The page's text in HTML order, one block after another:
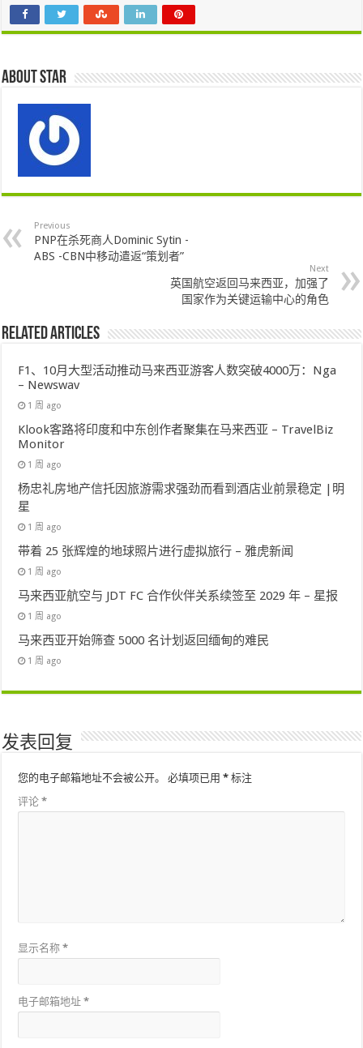
About star
Previous
PNP在杀死商人Dominic Sytin -
ABS -CBN中移动遣返“策划者”
Next
英国航空返回马来西亚，加强了
国家作为关键运输中心的角色
Related Articles
F1、10月大型活动推动马来西亚游客人数突破4000万：Nga
– Newswav
1 周 ago
Klook客路将印度和中东创作者聚集在马来西亚 – TravelBiz
Monitor
1 周 ago
杨忠礼房地产信托因旅游需求强劲而看到酒店业前景稳定 |明
星
1 周 ago
带着 25 张辉煌的地球照片进行虚拟旅行 – 雅虎新闻
1 周 ago
马来西亚航空与 JDT FC 合作伙伴关系续签至 2029 年 – 星报
1 周 ago
马来西亚开始筛查 5000 名计划返回缅甸的难民
1 周 ago
发表回复
您的电子邮箱地址不会被公开。 必填项已用* 标注
评论*
显示名称*
电子邮箱地址*